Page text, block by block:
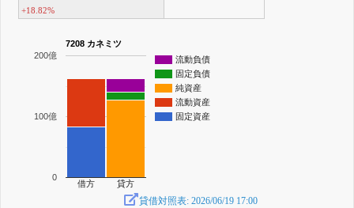
+18.82%
7208 カネミツ
流動負債
固定負債
純資産
流動資産
固定資産
借方 貸方
0
100億
200億
貸借対照表: 2026/06/19 17:00